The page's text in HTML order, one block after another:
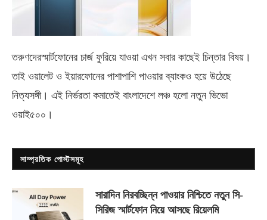
তরুণদেরস্মার্টফোনের চার্জ ফুরিয়ে যাওয়া এখন সবার কাছেই চিন্তার বিষয়।
তাই ওয়ালেট ও ইয়ারফোনের পাশাপাশি পাওয়ার ব্যাংকও হয়ে উঠেছে
নিত্যসঙ্গী। এই নির্ভরতা কমাতেই বাংলাদেশে লঞ্চ হলো নতুন ভিভো
ওয়াই৫০০ ।
সাম্প্রতিক পোস্টসমূহ
সারাদিন নিরবচ্ছিন্ন পাওয়ার নিশ্চিতে নতুন সি-
সিরিজ স্মার্টফোন নিয়ে আসছে রিয়েলমি